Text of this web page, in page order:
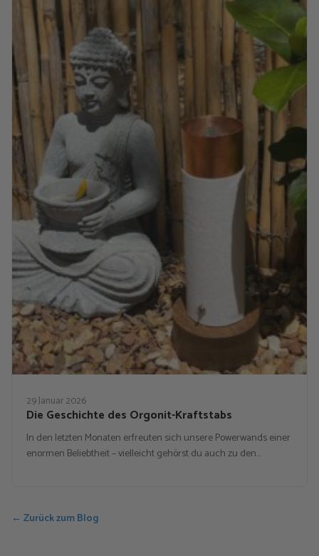
29 Januar 2026
Die Geschichte des Orgonit-Kraftstabs
In den letzten Monaten erfreuten sich unsere Powerwands einer
enormen Beliebtheit – vielleicht gehörst du auch zu den…
← Zurück zum Blog